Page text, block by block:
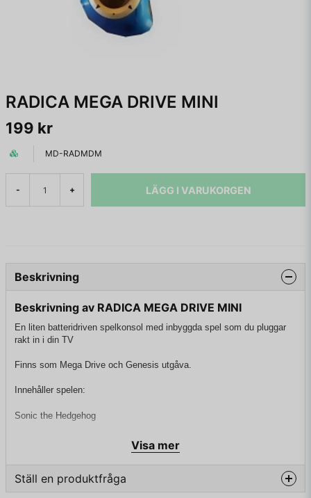
RADICA MEGA DRIVE MINI
199 kr
MD-RADMDM
- + LÄGG I VARUKORGEN
Beskrivning
Beskrivning av RADICA MEGA DRIVE MINI
En liten batteridriven spelkonsol med inbyggda spel som du pluggar
rakt in i din TV
Finns som Mega Drive och Genesis utgåva.
Innehåller spelen:
Sonic the Hedgehog
Golden Axe
Dr. Robotnik's Mean Bean Machine
Visa mer
Ställ en produktfråga